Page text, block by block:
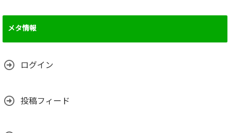
メタ情報
ログイン
投稿フィード